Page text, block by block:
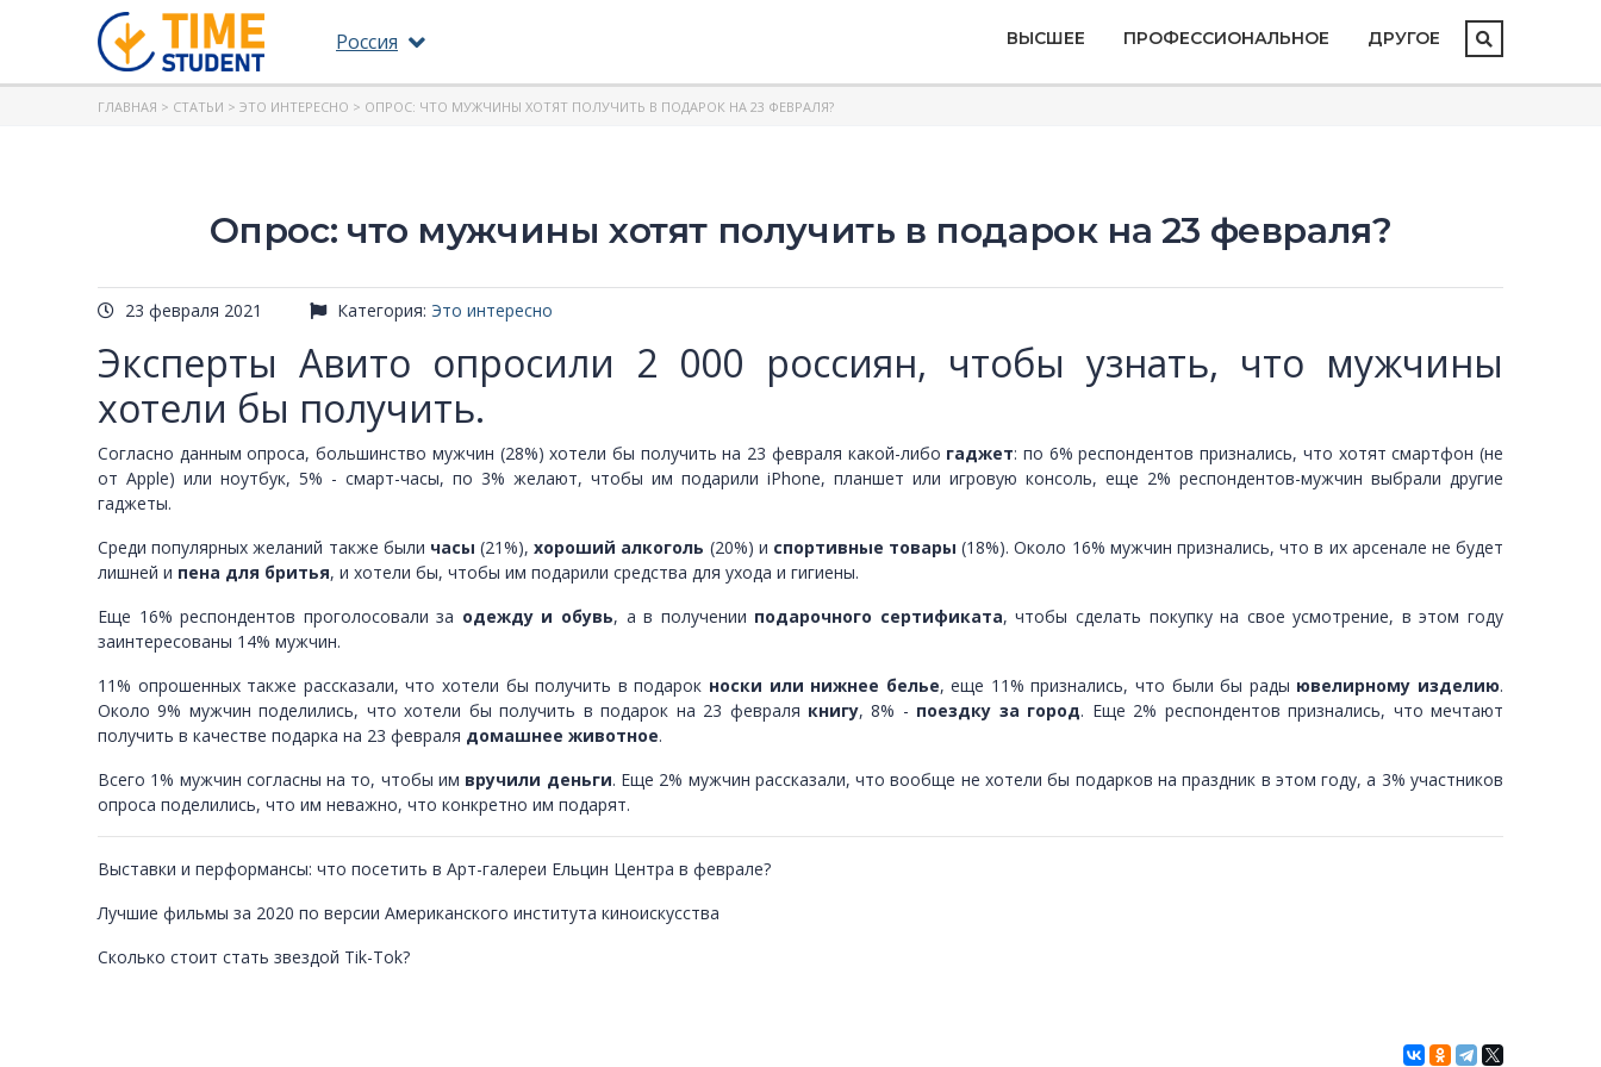
Россия ВЫСШЕЕ ПРОФЕССИОНАЛЬНОЕ ДРУГОЕ
ГЛАВНАЯ > СТАТЬИ > ЭТО ИНТЕРЕСНО > ОПРОС: ЧТО МУЖЧИНЫ ХОТЯТ ПОЛУЧИТЬ В ПОДАРОК НА 23 ФЕВРАЛЯ?
Опрос: что мужчины хотят получить в подарок на 23 февраля?
23 февраля 2021 Категория: Это интересно
Эксперты Авито опросили 2 000 россиян, чтобы узнать, что мужчины
хотели бы получить.
Согласно данным опроса, большинство мужчин (28%) хотели бы получить на 23 февраля какой-либо гаджет: по 6% респондентов признались, что хотят смартфон (не
от Apple) или ноутбук, 5% - смарт-часы, по 3% желают, чтобы им подарили iPhone, планшет или игровую консоль, еще 2% респондентов-мужчин выбрали другие
гаджеты.
Среди популярных желаний также были часы (21%),хороший алкоголь (20%) и спортивные товары (18%). Около 16% мужчин признались, что в их арсенале не будет
лишней и пена для бритья, и хотели бы, чтобы им подарили средства для ухода и гигиены.
Еще 16% респондентов проголосовали за одежду и обувь, а в получении подарочного сертификата, чтобы сделать покупку на свое усмотрение, в этом году
заинтересованы 14% мужчин.
11% опрошенных также рассказали, что хотели бы получить в подарок носки или нижнее белье, еще 11% признались, что были бы рады ювелирному изделию.
Около 9% мужчин поделились, что хотели бы получить в подарок на 23 февраля книгу, 8% - поездку за город. Еще 2% респондентов признались, что мечтают
получить в качестве подарка на 23 февраля домашнее животное.
Всего 1% мужчин согласны на то, чтобы им вручили деньги. Еще 2% мужчин рассказали, что вообще не хотели бы подарков на праздник в этом году, а 3% участников
опроса поделились, что им неважно, что конкретно им подарят.
Выставки и перформансы: что посетить в Арт-галереи Ельцин Центра в феврале?
Лучшие фильмы за 2020 по версии Американского института киноискусства
Сколько стоит стать звездой Tik-Tok?